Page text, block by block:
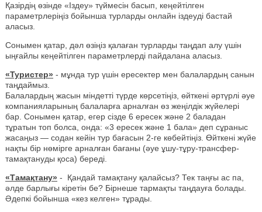
Қазірдің өзінде «Іздеу» түймесін басып, кеңейтілген
параметрлеріңіз бойынша турларды онлайн іздеуді бастай
аласыз.
Сонымен қатар, дәл өзіңіз қалаған турларды таңдап алу үшін
ыңғайлы кеңейтілген параметрлерді пайдалана аласыз.
«Туристер» - мұнда тур үшін ересектер мен балалардың санын
таңдаймыз.
Балалардың жасын міндетті түрде көрсетіңіз, өйткені әртүрлі әуе
компанияларының балаларға арналған өз жеңілдік жүйелері
бар. Сонымен қатар, егер сізде 6 ересек және 2 баладан
тұратын топ болса, онда: «3 ересек және 1 бала» деп сұраныс
жасаңыз — содан кейін тур бағасын 2-ге көбейтіңіз. Өйткені жүйе
нақты бір нөмірге арналған бағаны (әуе ұшу-тұру-трансфер-
тамақтануды қоса) береді.
«Тамақтану» - Қандай тамақтану қалайсыз? Тек таңғы ас па,
әлде барлығы кіретін бе? Бірнеше тармақты таңдауға болады.
Әдепкі бойынша «кез келген» тұрады.